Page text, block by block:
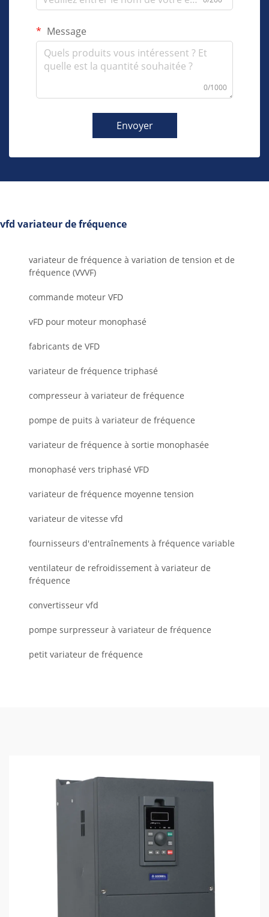
Message
0/1000
Envoyer
vfd variateur de fréquence
variateur de fréquence à variation de tension et de
fréquence (VVVF)
commande moteur VFD
vFD pour moteur monophasé
fabricants de VFD
variateur de fréquence triphasé
compresseur à variateur de fréquence
pompe de puits à variateur de fréquence
variateur de fréquence à sortie monophasée
monophasé vers triphasé VFD
variateur de fréquence moyenne tension
variateur de vitesse vfd
fournisseurs d'entraînements à fréquence variable
ventilateur de refroidissement à variateur de
fréquence
convertisseur vfd
pompe surpresseur à variateur de fréquence
petit variateur de fréquence